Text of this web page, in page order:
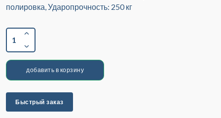
полировка, Ударопрочность: 250 кг
1
добавить в корзину
Быстрый заказ